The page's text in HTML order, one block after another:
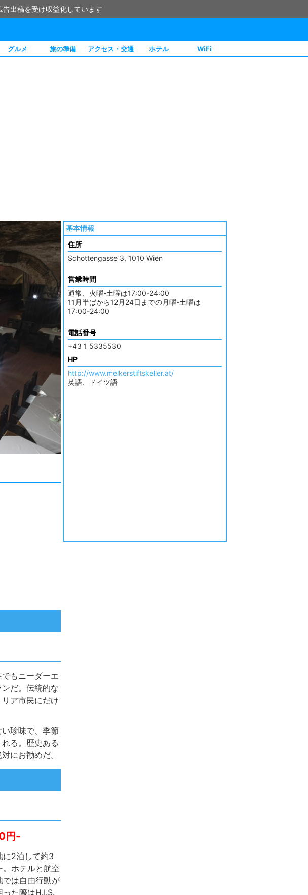
出稿を受け収益化しています
グルメ 旅の準備 アクセス・交通 ホテル WiFi
基本情報
住所
Schottengasse 3, 1010 Wien
営業時間
通常、火曜-土曜は17:00-24:00
11月半ばから12月24日までの月曜-土曜は
17:00-24:00
電話番号
+43 1 5335530
HP
http://www.melkerstiftskeller.at/
英語、ドイツ語
もニーダーエ
だ。伝統的な
ア市民にだけ
珍味で、季節
る。歴史ある
にお勧めだ。